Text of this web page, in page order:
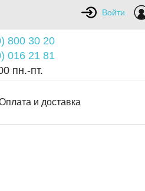
Войти
800 30 20
016 21 81
пн.-пт.
и доставка